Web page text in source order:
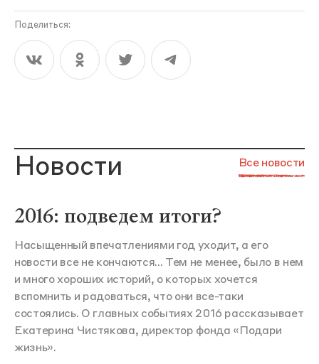
Поделиться:
Новости Все новости
2016: подведем итоги?
Насыщенный впечатлениями год уходит, а его
новости все не кончаются... Тем не менее, было в нем
и много хороших историй, о которых хочется
вспомнить и радоваться, что они все-таки
состоялись. О главных событиях 2016 рассказывает
Екатерина Чистякова, директор фонда «Подари
жизнь».